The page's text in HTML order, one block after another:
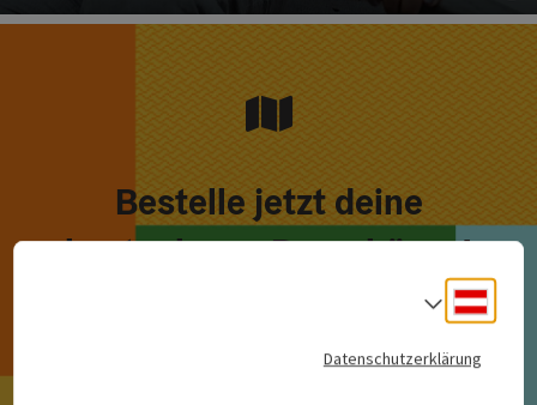
Bestelle jetzt deine
kostenlosen Broschüren!
Datenschutzerklärung